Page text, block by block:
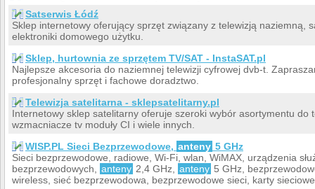
Satserwis Łódź
Sklep internetowy oferujący sprzęt związany z telewizją naziemną,
elektroniki domowego użytku.
Sklep, hurtownia ze sprzętem TV/SAT - InstaSAT.pl
Najlepsze akcesoria do naziemnej telewizji cyfrowej dvb-t.
profesjonalny sprzęt i fachowe doradztwo.
Telewizja satelitarna - sklepsatelitarny.pl
Internetowy sklep satelitarny oferuje szeroki wybór asortymentu do
wzmacniacze tv moduły CI i wiele innych.
WISP.PL Sieci Bezprzewodowe, anteny 5 GHz
Sieci bezprzewodowe, radiowe, Wi-Fi, wlan, WiMAX, urządzenia
bezprzewodowych,
anteny 2,4 GHz, anteny 5 GHz,
wireless, sieć bezprzewodowa, bezprzewodowe sieci, karty sieciowe